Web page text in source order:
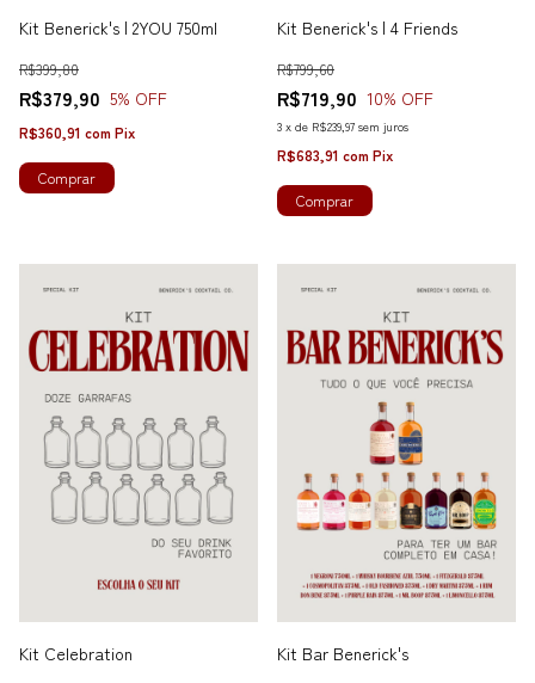
Kit Benerick's | 2YOU 750ml
R$379,90
R$399,80
5% OFF
R$360,91 com Pix
Comprar
Kit Benerick's | 4 Friends
R$719,90
R$799,60
10% OFF
3 x de R$239,97 sem juros
R$683,91 com Pix
Comprar
Kit Celebration Kit Bar Benerick's